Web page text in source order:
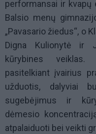
performansai ir kvapų
Balsio menų
„Pavasario žiedus“, o
Digna Kulionytė ir
kūrybines veiklas.
pasitelkiant įvairius
užduotis, dalyviai
sugebėjimus ir
dėmesio
atpalaiduoti bei veikti